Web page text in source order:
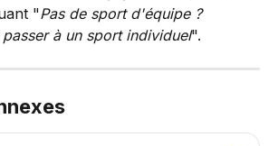
"Pas de sport d'équipe ?
à un sport individuel".